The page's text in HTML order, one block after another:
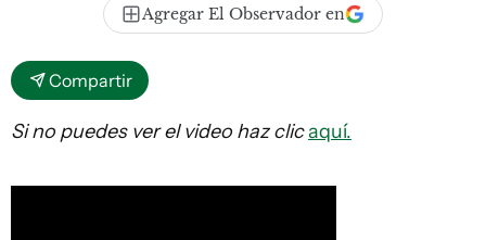
Agregar El Observador en
Compartir
Si no puedes ver el video haz clicaquí.